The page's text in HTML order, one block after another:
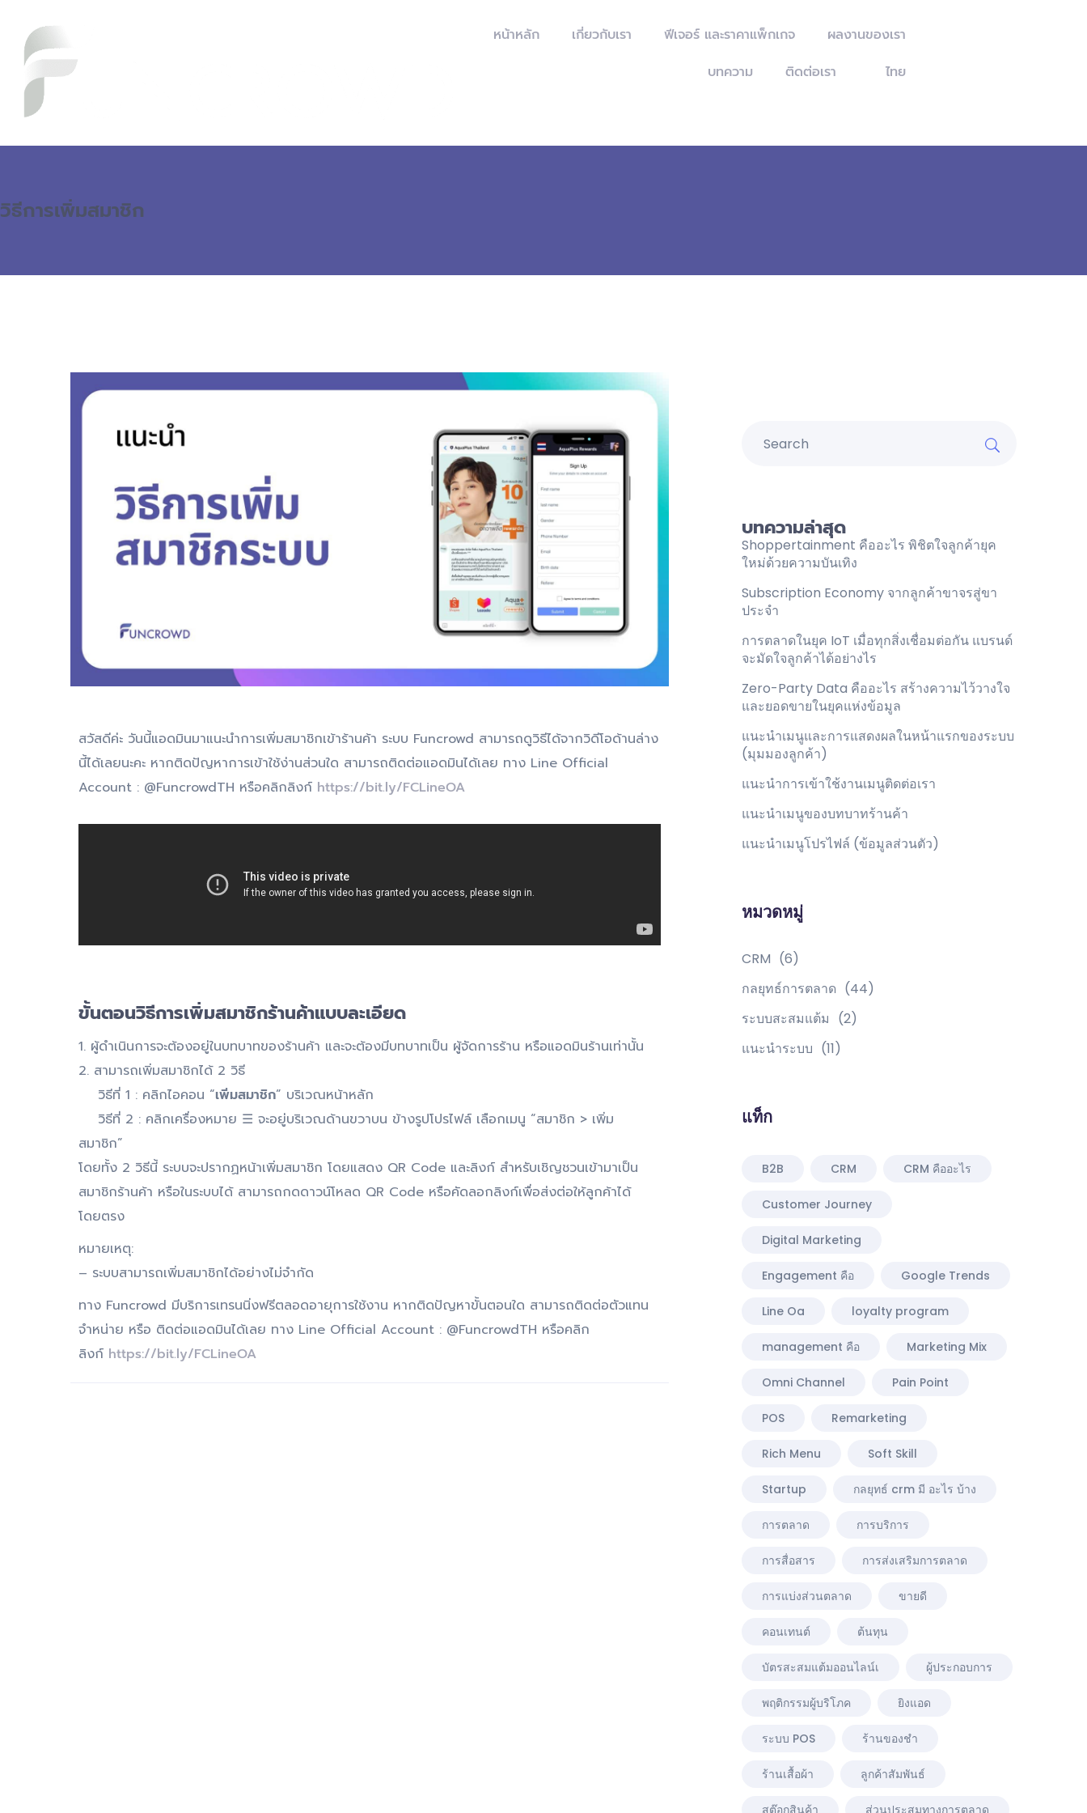
หน้าหลัก เกี่ยวกับเรา ฟีเจอร์ และราคาแพ็กเกจ
ผลงานของเรา
บทความ
ติดต่อเรา ไทย
วิธีการเพิ่มสมาชิก
สวัสดีค่ะ วันนี้แอดมินมาแนะนำการเพิ่มสมาชิกเข้าร้านค้า ระบบ Funcrowd สามารถดูวิธีได้จากวิดีโอด้านล่าง
นี้ได้เลยนะคะ หากติดปัญหาการเข้าใช้ง่านส่วนใด สามารถติดต่อแอดมินได้เลย ทาง Line Official
Account : @FuncrowdTH หรือคลิกลิงก์ https://bit.ly/FCLineOA
ขั้นตอนวิธีการเพิ่มสมาชิกร้านค้าแบบละเอียด
1. ผู้ดำเนินการจะต้องอยู่ในบทบาทของร้านค้า และจะต้องมีบทบาทเป็น ผู้จัดการร้าน หรือแอดมินร้านเท่านั้น
2. สามารถเพิ่มสมาชิกได้ 2 วิธี
วิธีที่ 1 : คลิกไอคอน “เพิ่มสมาชิก” บริเวณหน้าหลัก
วิธีที่ 2 : คลิกเครื่องหมาย ☰ จะอยู่บริเวณด้านขวาบน ข้างรูปโปรไฟล์ เลือกเมนู “สมาชิก > เพิ่ม
สมาชิก”
โดยทั้ง 2 วิธีนี้ ระบบจะปรากฏหน้าเพิ่มสมาชิก โดยแสดง QR Code และลิงก์ สำหรับเชิญชวนเข้ามาเป็น
สมาชิกร้านค้า หรือในระบบได้ สามารถกดดาวน์โหลด QR Code หรือคัดลอกลิงก์เพื่อส่งต่อให้ลูกค้าได้
โดยตรง
หมายเหตุ:
– ระบบสามารถเพิ่มสมาชิกได้อย่างไม่จำกัด
ทาง Funcrowd มีบริการเทรนนิ่งฟรีตลอดอายุการใช้งาน หากติดปัญหาขั้นตอนใด สามารถติดต่อตัวแทน
จำหน่าย หรือ ติดต่อแอดมินได้เลย ทาง Line Official Account : @FuncrowdTH หรือคลิก
ลิงก์ https://bit.ly/FCLineOA
บทความล่าสุด
Shoppertainment คืออะไร พิชิตใจลูกค้ายุค
ใหม่ด้วยความบันเทิง
Subscription Economy จากลูกค้าขาจรสู่ขา
ประจำ
การตลาดในยุค IoT เมื่อทุกสิ่งเชื่อมต่อกัน แบรนด์
จะมัดใจลูกค้าได้อย่างไร
Zero-Party Data คืออะไร สร้างความไว้วางใจ
และยอดขายในยุคแห่งข้อมูล
แนะนำเมนูและการแสดงผลในหน้าแรกของระบบ
(มุมมองลูกค้า)
แนะนำการเข้าใช้งานเมนูติดต่อเรา
แนะนำเมนูของบทบาทร้านค้า
แนะนำเมนูโปรไฟล์ (ข้อมูลส่วนตัว)
หมวดหมู่
CRM (6)
กลยุทธ์การตลาด (44)
ระบบสะสมแต้ม (2)
แนะนำระบบ (11)
แท็ก
B2B CRM CRM คืออะไร
Customer Journey
Digital Marketing
Engagement คือ Google Trends
Line Oa loyalty program
management คือ Marketing Mix
Omni Channel Pain Point
POS Remarketing
Rich Menu Soft Skill
Startup กลยุทธ์ crm มี อะไร บ้าง
การตลาด การบริการ
การสื่อสาร การส่งเสริมการตลาด
การแบ่งส่วนตลาด ขายดี
คอนเทนต์ ต้นทุน
บัตรสะสมแต้มออนไลน์เ ผู้ประกอบการ
พฤติกรรมผู้บริโภค ยิงแอด
ระบบ POS ร้านของชำ
ร้านเสื้อผ้า ลูกค้าสัมพันธ์